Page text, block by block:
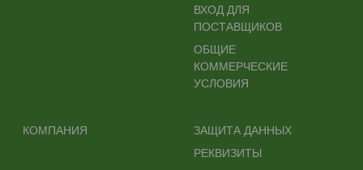
ВХОД ДЛЯ
ПОСТАВЩИКОВ
ОБЩИЕ
КОММЕРЧЕСКИЕ
УСЛОВИЯ
FUSSBEREICH 2
КОМПАНИЯ FUSSBEREICH 3
ЗАЩИТА ДАННЫХ
РЕКВИЗИТЫ